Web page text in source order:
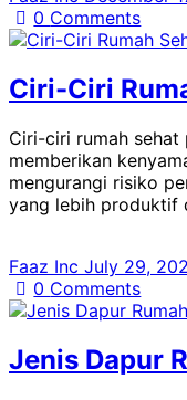
0 Comments
Ciri-Ciri
Ciri-ciri rumah sehat
memberikan
mengurangi risiko
yang lebih produktif
Faaz Inc July 29,
0 Comments
Jenis Dapur